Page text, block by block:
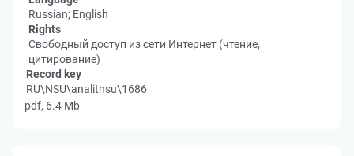
Russian; English
Rights
Свободный доступ из сети Интернет (чтение,
цитирование)
Record key
RU\NSU\analitnsu\1686
pdf, 6.4 Mb